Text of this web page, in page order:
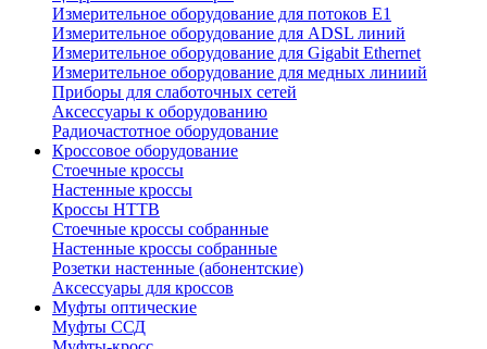
Измерительное оборудование для потоков Е1
Измерительное оборудование для ADSL линий
Измерительное оборудование для Gigabit Ethernet
Измерительное оборудование для медных линиий
Приборы для слаботочных сетей
Аксессуары к оборудованию
Радиочастотное оборудование
Кроссовое оборудование
Стоечные кроссы
Настенные кроссы
Кроссы HTTB
Стоечные кроссы собранные
Настенные кроссы собранные
Розетки настенные (абонентские)
Аксессуары для кроссов
Муфты оптические
Муфты ССД